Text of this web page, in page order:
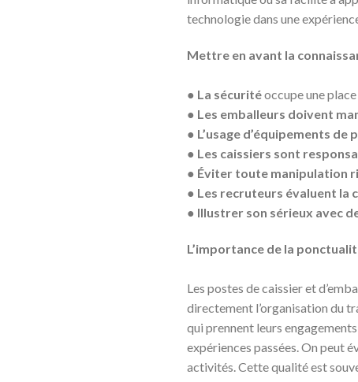
technologie dans une
Mettre en avant la
● La sécuritéoccupe une
● Les emballeurs doivent
● L’usage d’équipements de
● Les caissiers sont
● Éviter toute manipulation
● Les recruteurs évaluent la
● Illustrer son sérieux avec
L’importance de la
Les postes de caissier et
directement l’organisation du
qui prennent leurs
expériences passées. On peut
activités. Cette qualité est